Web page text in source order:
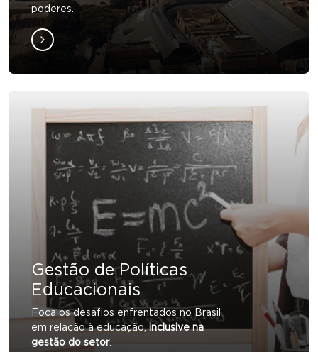
poderes.
Gestão de Políticas
Educacionais
Foca os desafios enfrentados no Brasil
em relação à educação,inclusive na
gestão do setor.